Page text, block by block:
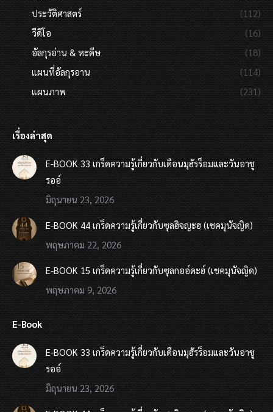
ประวัติศาสตร์
(112)
วีดีโอ
(16)
อัลกุรอ่าน & หะดีษ
(18)
แผนที่อัลกุรอาน
(114)
แผนภาพ
(231)
เรื่องล่าสุด
E-BOOK 33 เกร็ดความรู้เกี่ยวกับเดือนมุฮัรร็อมและวันอาชู
รออ์
มิถุนายน 23, 2026
E-BOOK 44 เกร็ดความรู้เกี่ยวกับซุลฮิจญะฮฺ (เชคมุนัจญิด)
พฤษภาคม 22, 2026
E-BOOK 15 เกร็ดความรู้เกี่ยวกับซุลกออ์ดะฮ์ (เชคมุนัจญิด)
พฤษภาคม 9, 2026
E-Book
E-BOOK 33 เกร็ดความรู้เกี่ยวกับเดือนมุฮัรร็อมและวันอาชู
รออ์
มิถุนายน 23, 2026